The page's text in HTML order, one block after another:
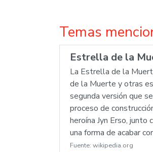
Temas
Estrella de la
La Estrella de la
de la Muerte y otras
segunda versión que
proceso de
heroína Jyn Erso,
una forma de acabar
Fuente: wikipedia.org